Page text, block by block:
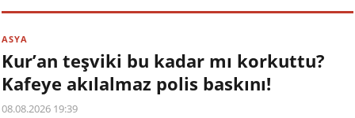
ASYA
Kur’an teşviki bu kadar mı korkuttu?
Kafeye akılalmaz polis baskını!
08.08.2026 19:39